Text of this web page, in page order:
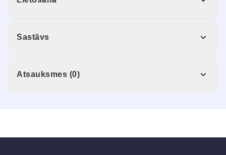
Sastāvs
Atsauksmes (0)